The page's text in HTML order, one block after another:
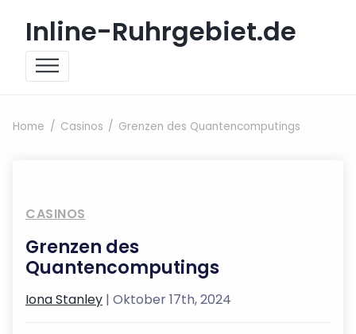
Inline-Ruhrgebiet.de
Home Casinos Grenzen des Quantencomputings
CASINOS
Grenzen des
Quantencomputings
Iona Stanley | Oktober 17th, 2024